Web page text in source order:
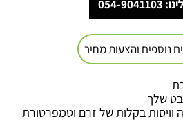
9041103
נוספים והצעות מחיר
שלך
וויסות בקלות של זרם וטמפרטורת